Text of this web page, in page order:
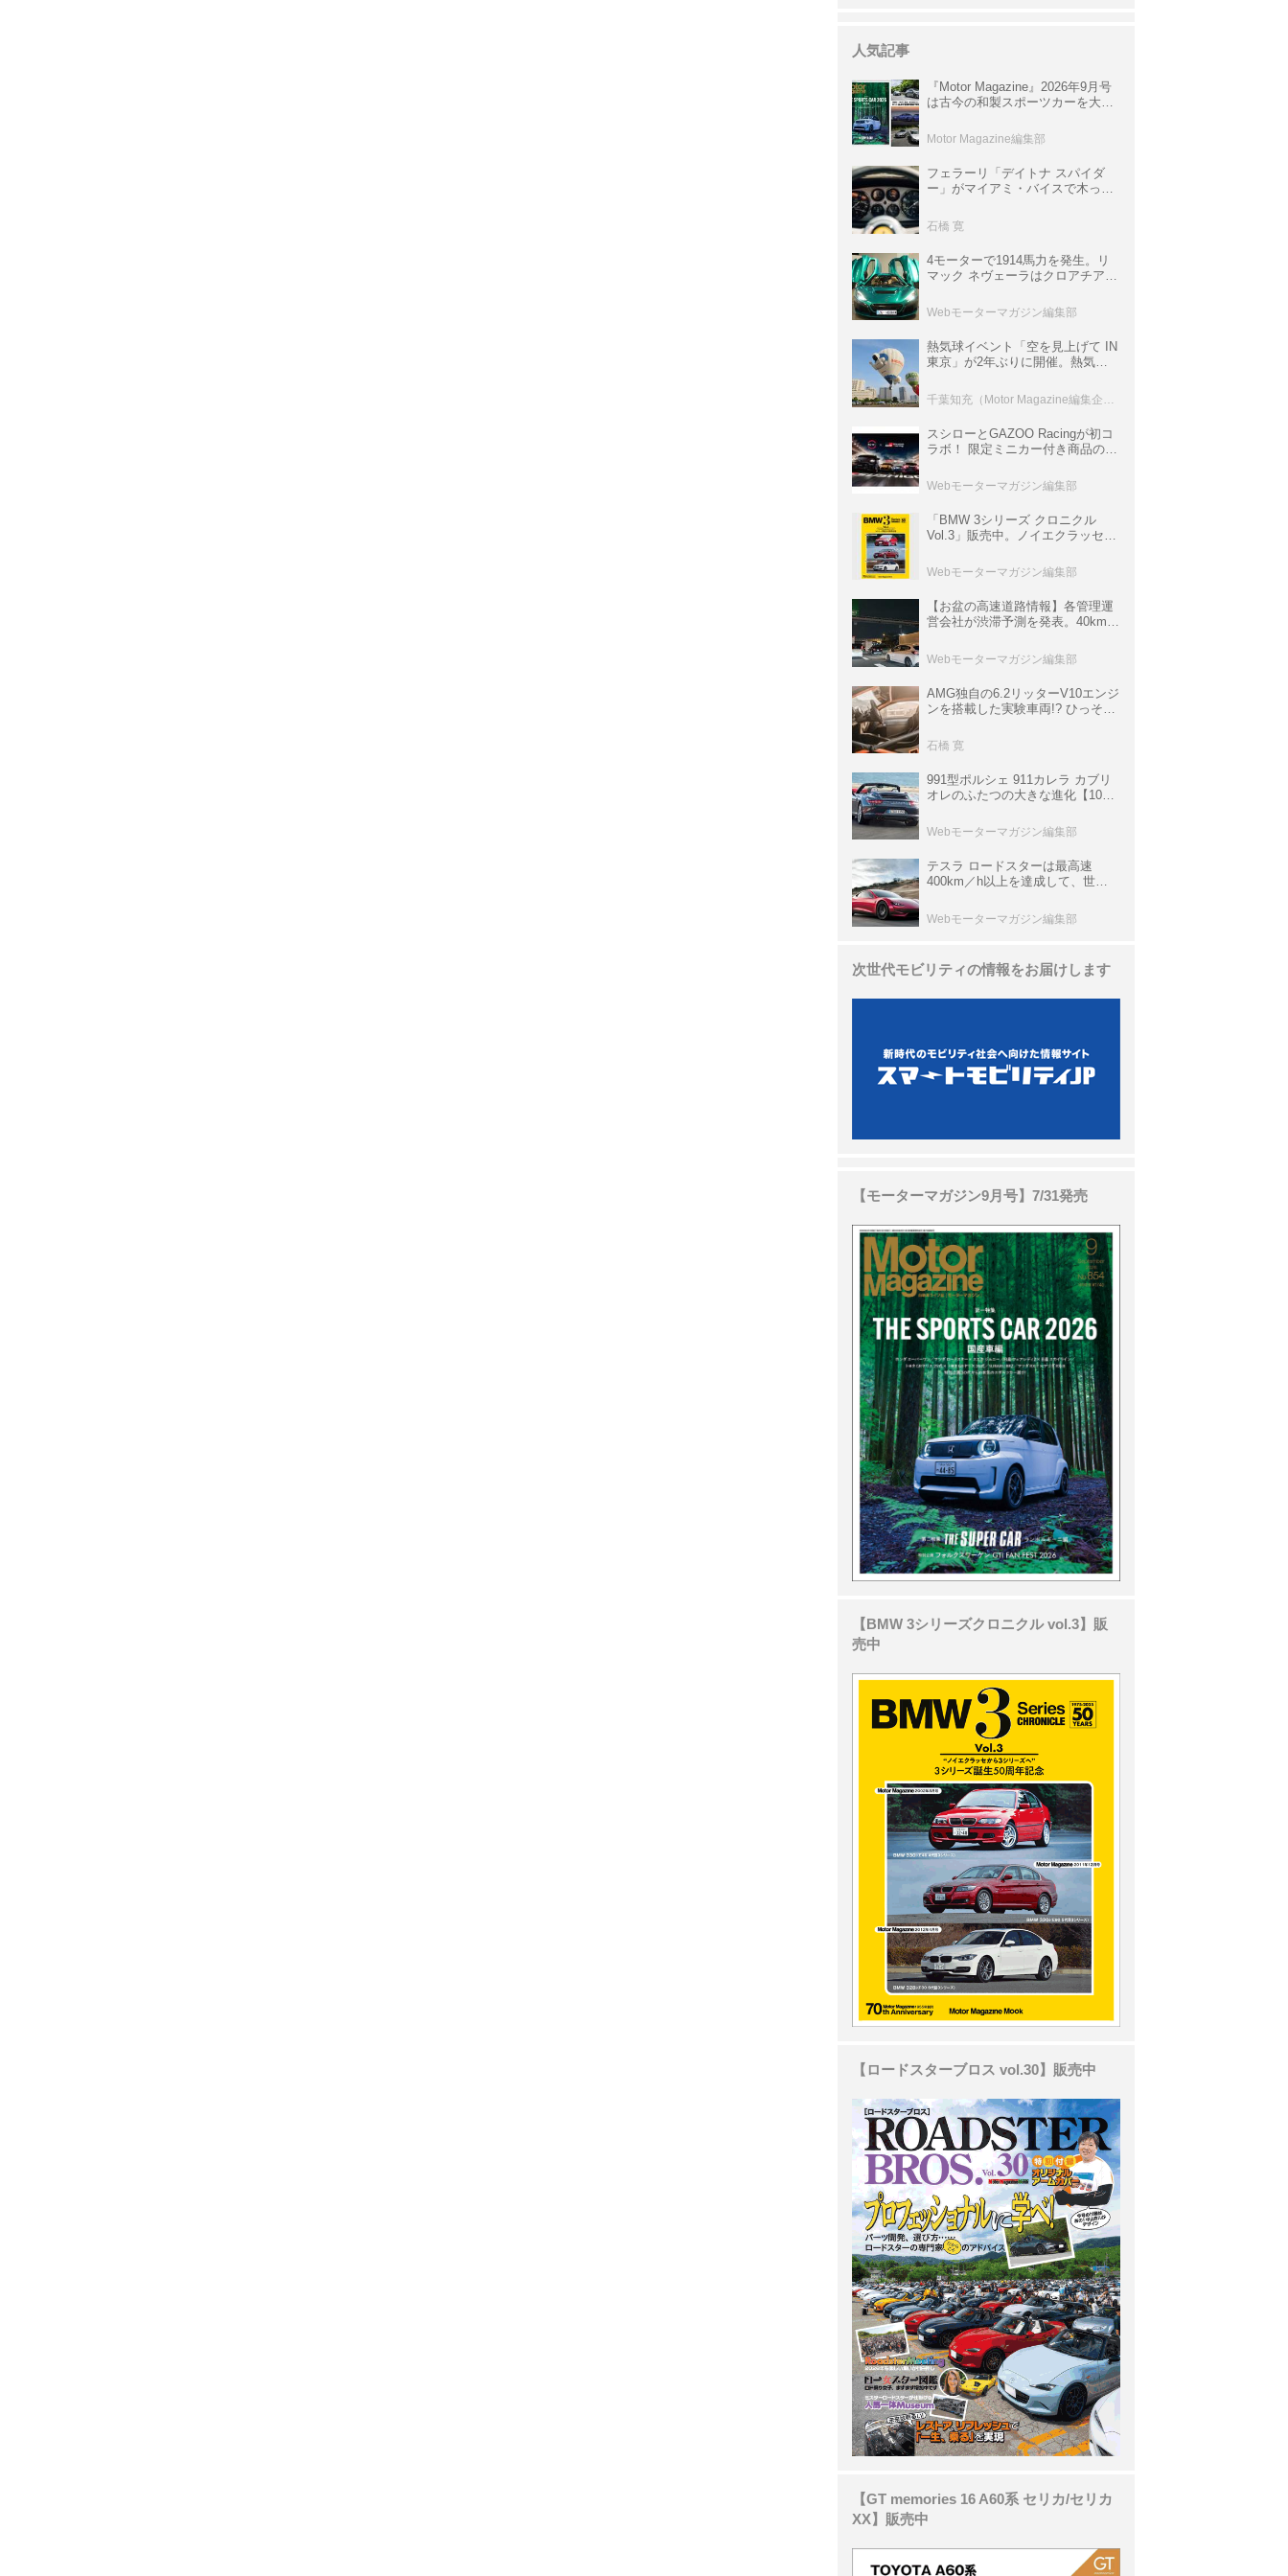
人気記事
『Motor Magazine』2026年9月号
は古今の和製スポーツカーを大特
情報も満載
Motor Magazine編集部
フェラーリ「デイトナ スパイダ
ー」がマイアミ・バイスで木っ端
サ」に化けた理由
石橋 寛
4モーターで1914馬力を発生。リ
マック ネヴェーラはクロアチア発
ロニクル・完全版／115】
Webモーターマガジン編集部
熱気球イベント「空を見上げて IN
東京」が2年ぶりに開催。熱気球
室などのコンテンツも
スシローとGAZOO Racingが初コ
ラボ！ 限定ミニカー付き商品の
ト体験があたる抽選企画などを展
開
Webモーターマガジン編集部
「BMW 3シリーズ クロニクル
Vol.3」販売中。ノイエクラッセか
ムック
Webモーターマガジン編集部
【お盆の高速道路情報】各管理運
営会社が渋滞予測を発表。40km以
数ある
Webモーターマガジン編集部
AMG独自の6.2リッターV10エンジ
ンを搭載した実験車両!? ひっそり
P900 プロトタイプ」とは
石橋 寛
991型ポルシェ 911カレラ カブリ
オレのふたつの大きな進化【10年
Webモーターマガジン編集部
テスラ ロードスターは最高速
400km／h以上を達成して、世界
ーカークロニクル・完全版／
113】
Webモーターマガジン編集部
次世代モビリティの情報をお届けします
【モーターマガジン9月号】7/31発売
【BMW 3シリーズクロニクル vol.3】販
売中
【ロードスターブロス vol.30】販売中
【GT memories 16 A60系 セリカ/セリカ
XX】販売中